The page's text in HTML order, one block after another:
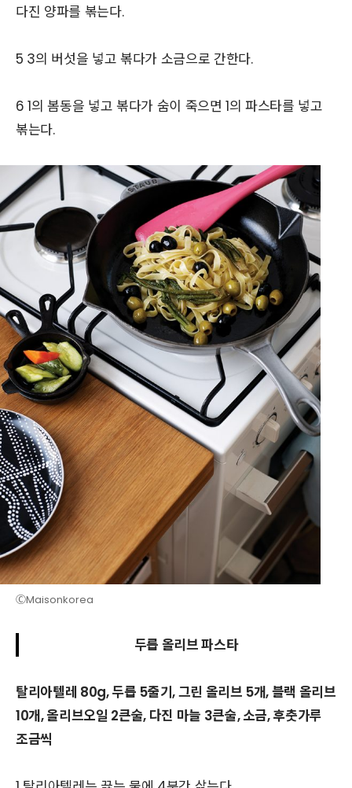
다진 양파를 볶는다.
5 3의 버섯을 넣고 볶다가 소금으로 간한다.
6 1의 봄동을 넣고 볶다가 숨이 죽으면 1의 파스타를 넣고
볶는다.
ⒸMaisonkorea
두릅 올리브 파스타
탈리아텔레 80g, 두릅 5줄기, 그린 올리브 5개, 블랙 올리브
10개, 올리브오일 2큰술, 다진 마늘 3큰술, 소금, 후춧가루
조금씩